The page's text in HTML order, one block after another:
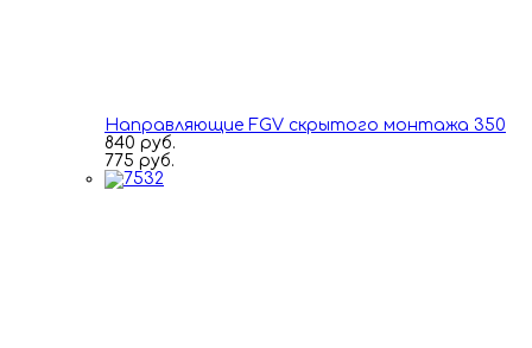
Направляющие FGV скрытого монтажа 350
840 руб.
775 руб.